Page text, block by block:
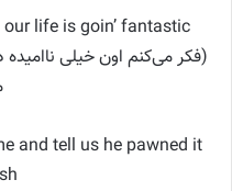
our life is goin’ fantastic
(فکر می‌کنم اون خیلی
and tell us he pawned it